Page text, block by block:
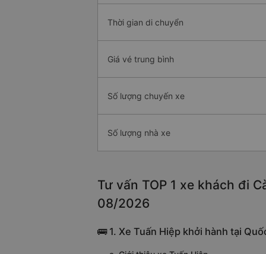
Thời gian di chuyển
Giá vé trung bình
Số lượng chuyến xe
Số lượng nhà xe
Tư vấn TOP 1 xe khách đi
08/2026
🚌 1. Xe Tuấn Hiệp khởi hành tại